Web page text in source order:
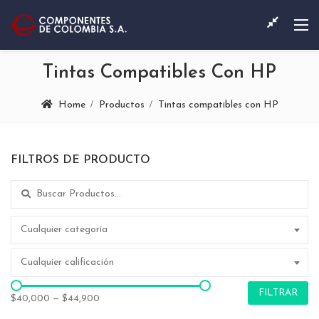
Tintas Compatibles Con HP
Home Productos Tintas compatibles con HP
FILTROS DE PRODUCTO
Search for:
Cualquier categoría
Cualquier calificación
$40,000 — $44,900
FILTRAR